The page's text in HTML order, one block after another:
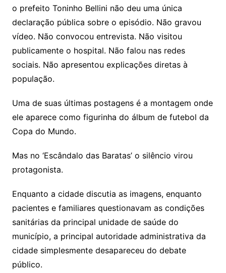
o prefeito Toninho Bellini não deu uma única
declaração pública sobre o episódio. Não gravou
vídeo. Não convocou entrevista. Não visitou
publicamente o hospital. Não falou nas redes
sociais. Não apresentou explicações diretas à
população.
Uma de suas últimas postagens é a montagem onde
ele aparece como figurinha do álbum de futebol da
Copa do Mundo.
Mas no ‘Escândalo das Baratas’ o silêncio virou
protagonista.
Enquanto a cidade discutia as imagens, enquanto
pacientes e familiares questionavam as condições
sanitárias da principal unidade de saúde do
município, a principal autoridade administrativa da
cidade simplesmente desapareceu do debate
público.